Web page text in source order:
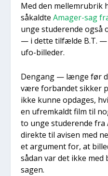
Med den mel­lem­ru­brik
såkald­te Ama­ger-sag
unge stu­de­ren­de også
— i det­te til­fæl­de B.T. —
ufo-bil­le­der.
Den­gang — læn­ge før
være for­ban­det sik­ker
ikke kun­ne opda­ges,
en ufrem­kaldt film til
to unge stu­de­ren­de fra
direk­te til avi­sen med
et argu­ment for, at
sådan var det ikke med
sagen.